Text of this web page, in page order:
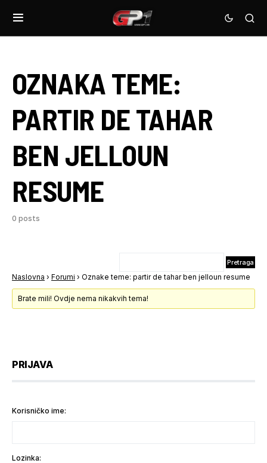
OZNAKA TEME:
PARTIR DE TAHAR
BEN JELLOUN
RESUME
0 posts
Naslovna › Forumi › Oznake teme: partir de tahar ben jelloun resume
Brate mili! Ovdje nema nikakvih tema!
PRIJAVA
Korisničko ime:
Lozinka: